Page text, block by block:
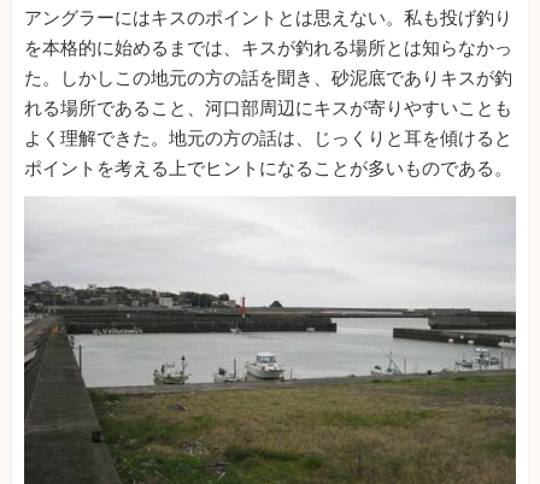
アングラーにはキスのポイントとは思えない。私も投げ釣り
を本格的に始めるまでは、キスが釣れる場所とは知らなかっ
た。しかしこの地元の方の話を聞き、砂泥底でありキスが釣
れる場所であること、河口部周辺にキスが寄りやすいことも
よく理解できた。地元の方の話は、じっくりと耳を傾けると
ポイントを考える上でヒントになることが多いものである。